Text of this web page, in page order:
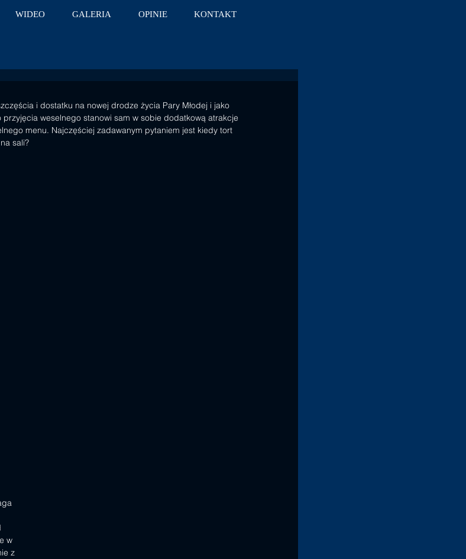
WIDEO GALERIA OPINIE KONTAKT
i dostatku na nowej drodze życia Pary Młodej i jako
przyjęcia weselnego stanowi sam w sobie dodatkową atrakcje
menu. Najczęściej zadawanym pytaniem jest kiedy tort
sali?
w
z